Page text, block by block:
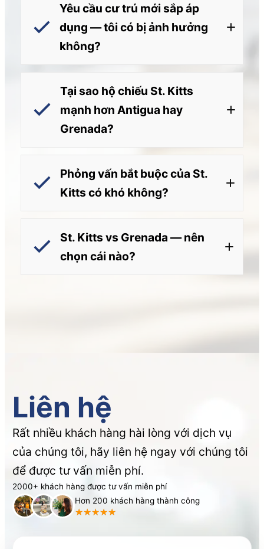
Yêu cầu cư trú mới sắp áp
dụng — tôi có bị ảnh hưởng
không?
Tại sao hộ chiếu St. Kitts
mạnh hơn Antigua hay
Grenada?
Phỏng vấn bắt buộc của St.
Kitts có khó không?
St. Kitts vs Grenada — nên
chọn cái nào?
Chọn Grenada nếu:
Liên hệ
Rất nhiều khách hàng hài lòng với dịch vụ
của chúng tôi, hãy liên hệ ngay với chúng tôi
để được tư vấn miễn phí.
2000+ khách hàng được tư vấn miễn phí
Hơn 200 khách hàng thành công